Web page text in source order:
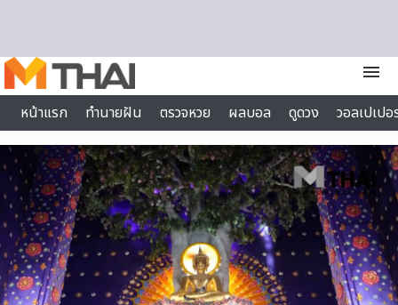
menu
หน้าแรก
ทำนายฝัน ตรวจหวย ผลบอล ดูดวง
วอลเปเป
ไลฟ์สไตล์